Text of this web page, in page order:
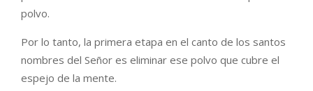
polvo.
Por lo tanto, la primera etapa en el canto de los santos
nombres del Señor es eliminar ese polvo que cubre el
espejo de la mente.